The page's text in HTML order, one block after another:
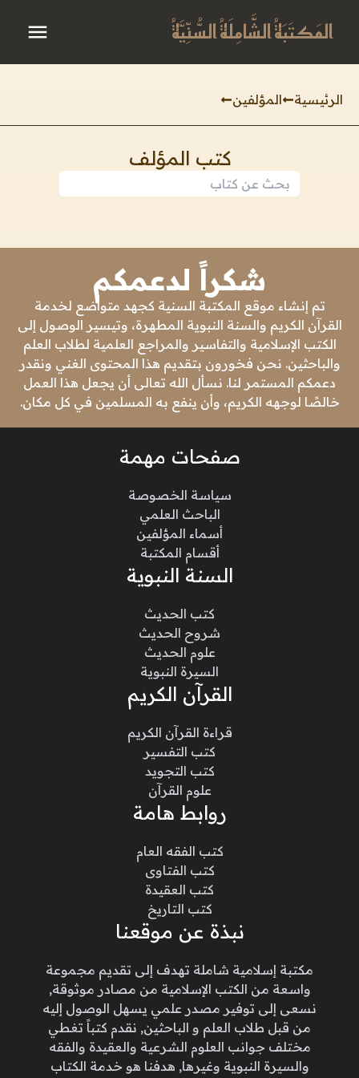
المَكتَبَةُ الشَّامِلَةُ السُّنِّيَّةُ
الرئيسية المؤلفين
كتب المؤلف
شكراً لدعمكم
تم إنشاء موقع المكتبة السنية كجهد متواضع لخدمة
القرآن الكريم والسنة النبوية المطهرة، وتيسير الوصول إلى
الكتب الإسلامية والتفاسير والمراجع العلمية لطلاب العلم
والباحثين. نحن فخورون بتقديم هذا المحتوى الغني ونقدر
دعمكم المستمر لنا. نسأل الله تعالى أن يجعل هذا العمل
خالصًا لوجهه الكريم، وأن ينفع به المسلمين في كل مكان.
صفحات مهمة
سياسة الخصوصة
الباحث العلمي
أسماء المؤلفين
أقسام المكتبة
السنة النبوية
كتب الحديث
شروح الحديث
علوم الحديث
السيرة النبوية
القرآن الكريم
قراءة القرآن الكريم
كتب التفسير
كتب التجويد
علوم القرآن
روابط هامة
كتب الفقه العام
كتب الفتاوى
كتب العقيدة
كتب التاريخ
نبذة عن موقعنا
مكتبة إسلامية شاملة تهدف إلى تقديم مجموعة
واسعة من الكتب الإسلامية من مصادر موثوقة,
نسعى إلى توفير مصدر علمي يسهل الوصول إليه
من قبل طلاب العلم و الباحثين, نقدم كتباً تغطي
مختلف جوانب العلوم الشرعية والعقيدة والفقه
والسيرة النبوية وغيرها, هدفنا هو خدمة الكتاب